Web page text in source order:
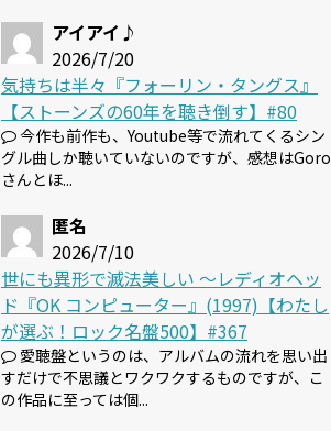
アイアイ♪
2026/7/20
気持ちは半々『フォーリン・タングス』
【ストーンズの60年を聴き倒す】#80
今作も前作も、Youtube等で流れてくるシン
グル曲しか聴いていないのですが、感想はGoro
さんとほ...
匿名
2026/7/10
世にも異形で滅法美しい 〜レディオヘッ
ド『OK コンピューター』(1997)【わたし
が選ぶ！ロック名盤500】#367
愛聴盤というのは、アルバムの流れを思い出
すだけで不思議とワクワクするものですが、こ
の作品に至っては個...